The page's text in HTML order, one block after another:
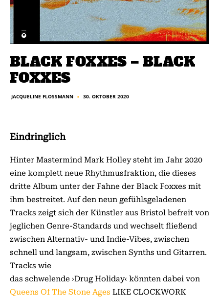
BLACK FOXXES – BLACK
FOXXES
JACQUELINE FLOSSMANN ■ 30. OKTOBER 2020
Eindringlich
Hinter Mastermind Mark Holley steht im Jahr 2020
eine komplett neue Rhythmusfraktion, die dieses
dritte Album unter der Fahne der Black Foxxes mit
ihm bestreitet. Auf den neun gefühlsgeladenen
Tracks zeigt sich der Künstler aus Bristol befreit von
jeglichen Genre-Standards und wechselt fließend
zwischen Alternativ- und Indie-Vibes, zwischen
schnell und langsam, zwischen Synths und Gitarren.
Tracks wie
das schwelende ›Drug Holiday‹ könnten dabei von
Queens Of The Stone Ages LIKE CLOCKWORK